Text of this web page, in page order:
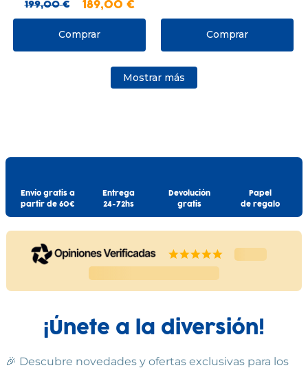
199,00 € 189,00 €
Comprar Comprar
Mostrar más
Envío gratis a
partir de 60€
Entrega
24-72hs
Devolución
gratis
Papel
de regalo
¡Únete a la diversión!
🎉 Descubre novedades y ofertas exclusivas para los